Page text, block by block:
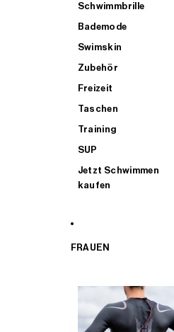
Schwimmbrille
Bademode
Swimskin
Zubehör
Freizeit
Taschen
Training
SUP
Jetzt Schwimmen
kaufen
FRAUEN